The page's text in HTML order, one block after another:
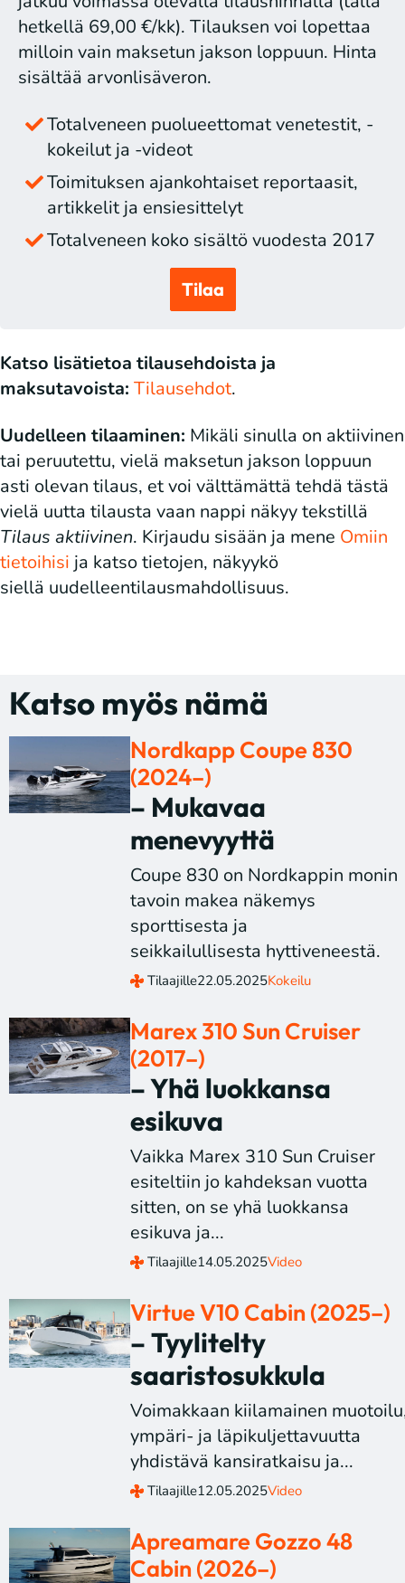
hetkellä 69,00 €/kk). Tilauksen voi lopettaa
milloin vain maksetun jakson loppuun. Hinta
sisältää arvonlisäveron.
Totalveneen puolueettomat venetestit, -
kokeilut ja -videot
Toimituksen ajankohtaiset reportaasit,
artikkelit ja ensiesittelyt
Totalveneen koko sisältö vuodesta 2017
Tilaa
Katso lisätietoa tilausehdoista ja
maksutavoista: Tilausehdot.
Uudelleen tilaaminen: Mikäli sinulla on aktiivinen
tai peruutettu, vielä maksetun jakson loppuun
asti olevan tilaus, et voi välttämättä tehdä tästä
vielä uutta tilausta vaan nappi näkyy tekstillä
Tilaus aktiivinen. Kirjaudu sisään ja mene Omiin
tietoihisi ja katso tietojen, näkyykö
siellä uudelleentilausmahdollisuus.
Katso myös nämä
Nordkapp Coupe 830
(2024–)
– Mukavaa
menevyyttä
Coupe 830 on Nordkappin monin
tavoin makea näkemys
sporttisesta ja
seikkailullisesta hyttiveneestä.
Tilaajille22.05.2025Kokeilu
Marex 310 Sun Cruiser
(2017–)
– Yhä luokkansa
esikuva
Vaikka Marex 310 Sun Cruiser
esiteltiin jo kahdeksan vuotta
sitten, on se yhä luokkansa
esikuva ja...
Tilaajille14.05.2025Video
Virtue V10 Cabin (2025–)
– Tyylitelty
saaristosukkula
Voimakkaan kiilamainen
ympäri- ja läpikuljettavuutta
yhdistävä kansiratkaisu ja...
Tilaajille12.05.2025Video
Apreamare Gozzo 48
Cabin (2026–)